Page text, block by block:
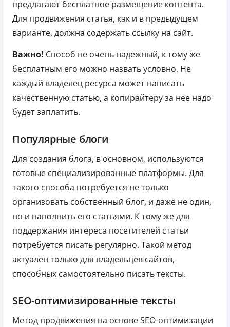
предлагают бесплатное размещение контента.
Для продвижения статья, как и в предыдущем
варианте, должна содержать ссылку на сайт.
Важно! Способ не очень надежный, к тому же
бесплатным его можно назвать условно. Не
каждый владелец ресурса может написать
качественную статью, а копирайтеру за нее надо
будет заплатить.
Популярные блоги
Для создания блога, в основном, используются
готовые специализированные платформы. Для
такого способа потребуется не только
организовать собственный блог, и даже не один,
но и наполнить его статьями. К тому же для
поддержания интереса посетителей статьи
потребуется писать регулярно. Такой метод
актуален только для владельцев сайтов,
способных самостоятельно писать тексты.
SEO-оптимизированные тексты
Метод продвижения на основе SEO-оптимизации